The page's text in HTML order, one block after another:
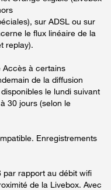
sur ADSL ou sur
le flux linéaire de la
replay).
Accès à certains
de la diffusion
le lundi suivant
30 jours (selon le
Enregistrements
par rapport au débit wifi
de la Livebox. Avec